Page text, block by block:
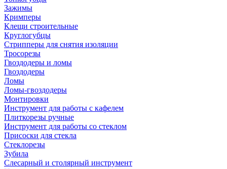
Зажимы
Кримперы
Клещи строительные
Круглогубцы
Стрипперы для снятия изоляции
Тросорезы
Гвоздодеры и ломы
Гвоздодеры
Ломы
Ломы-гвоздодеры
Монтировки
Инструмент для работы с кафелем
Плиткорезы ручные
Инструмент для работы со стеклом
Присоски для стекла
Стеклорезы
Зубила
Слесарный и столярный инструмент